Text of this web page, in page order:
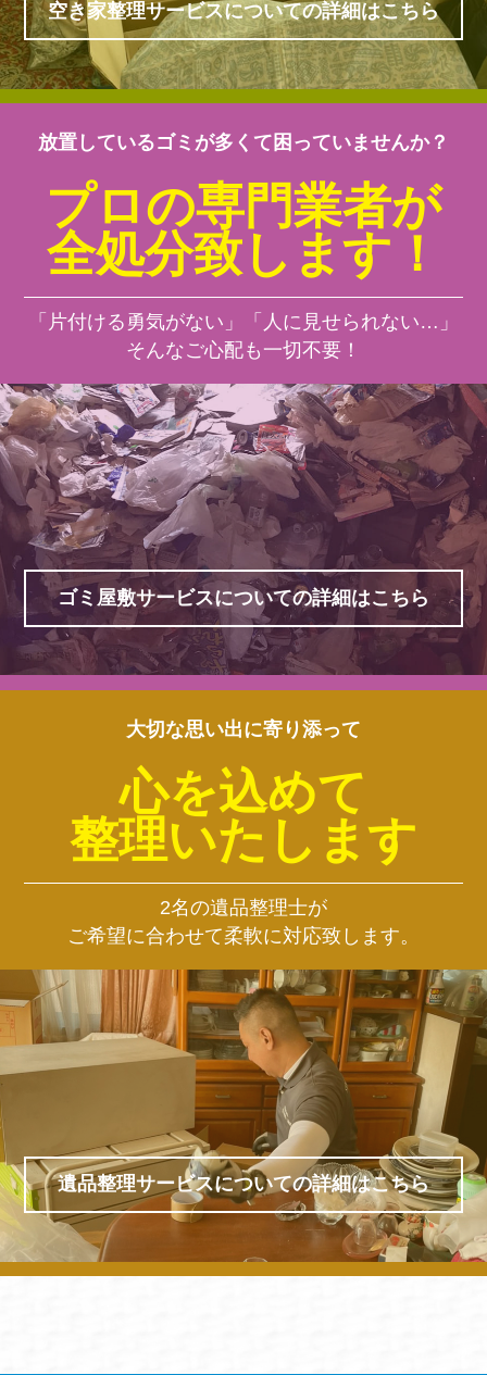
空き家整理サービスについての詳細はこちら
放置しているゴミが多くて困っていませんか？
プロの専門業者が
全処分致します！
「片付ける勇気がない」「人に見せられない…」
そんなご心配も一切不要！
ゴミ屋敷サービスについての詳細はこちら
大切な思い出に寄り添って
心を込めて
整理いたします
2名の遺品整理士が
ご希望に合わせて柔軟に対応致します。
遺品整理サービスについての詳細はこちら